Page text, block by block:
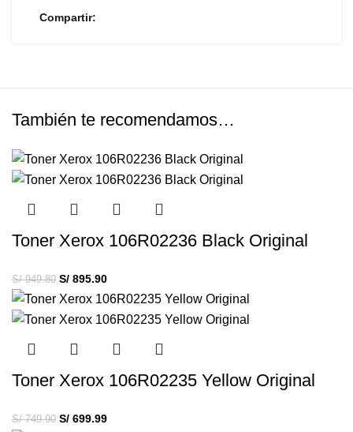
Compartir
También te recomendamos…
Toner Xerox 106R02236 Black Original
S/949.80 S/ 895.90
Toner Xerox 106R02235 Yellow Original
S/749.90 S/ 699.99